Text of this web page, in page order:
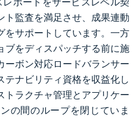
ト監査を満足させ、成果連動
をサポートしています。一方
ブをディスパッチする前に施
ーボン対応ロードバランサー
テナビリティ資格を収益化し
トラクチャ管理とアプリケー
の間のループを閉じていま